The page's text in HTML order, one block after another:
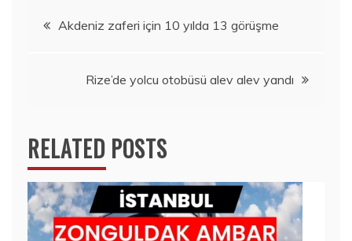
YazıAkdeniz zaferi için 10 yılda 13 görüşme
Rize’de yolcu otobüsü alev alev yandı
RELATED POSTS